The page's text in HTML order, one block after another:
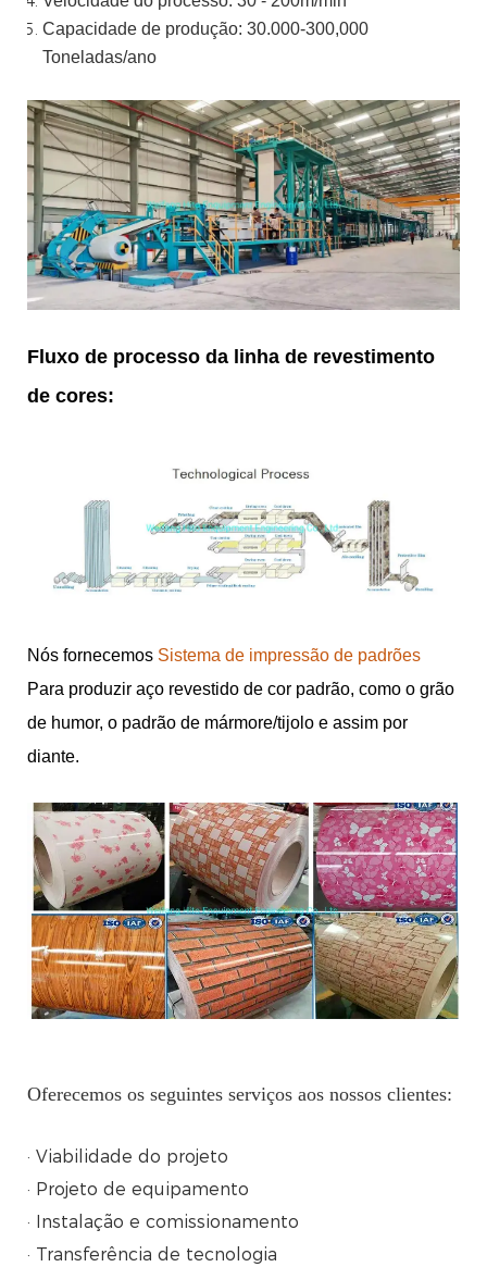
Capacidade de produção: 30.000-300,000
Toneladas/ano
Fluxo de processo da linha de revestimento
de cores:
Nós fornecemos Sistema de impressão de padrões
Para produzir aço revestido de cor padrão, como o grão
de humor, o padrão de mármore/tijolo e assim por
diante.
Oferecemos os seguintes serviços aos nossos clientes:
· Viabilidade do projeto
· Projeto de equipamento
· Instalação e comissionamento
· Transferência de tecnologia